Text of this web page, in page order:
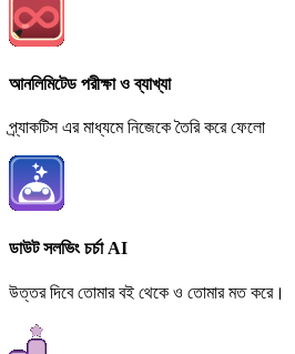
আনলিমিটেড পরীক্ষা ও ব্যাখ্যা
প্র্যাকটিস এর মাধ্যমে নিজেকে তৈরি করে ফেলো
ডাউট সলভিং চর্চা AI
উত্তর দিবে তোমার বই থেকে ও তোমার মত করে।